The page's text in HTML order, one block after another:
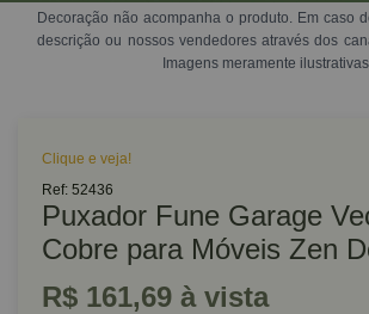
Decoração não acompanha o produto. Em caso
descrição ou nossos vendedores através dos
Imagens meramente
Clique e veja!
Ref: 52436
Puxador Fune Garage
Cobre para Móveis Zen
R$ 161,69 à vista